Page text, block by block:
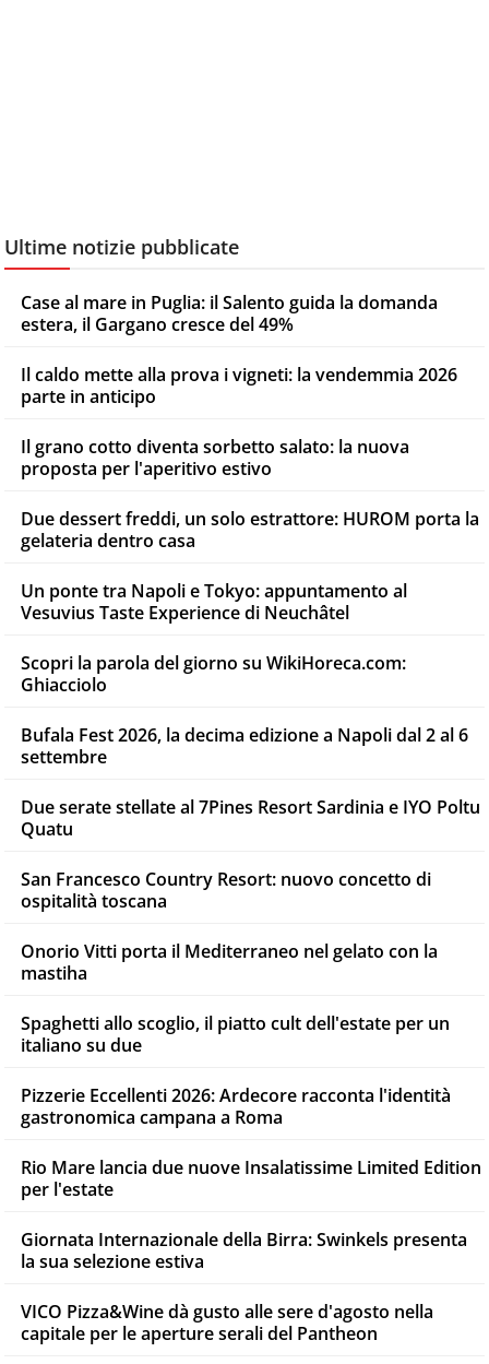
Ultime notizie pubblicate
Case al mare in Puglia: il Salento guida la domanda
estera, il Gargano cresce del 49%
Il caldo mette alla prova i vigneti: la vendemmia 2026
parte in anticipo
Il grano cotto diventa sorbetto salato: la nuova
proposta per l'aperitivo estivo
Due dessert freddi, un solo estrattore: HUROM porta la
gelateria dentro casa
Un ponte tra Napoli e Tokyo: appuntamento al
Vesuvius Taste Experience di Neuchâtel
Scopri la parola del giorno su WikiHoreca.com:
Ghiacciolo
Bufala Fest 2026, la decima edizione a Napoli dal 2 al 6
settembre
Due serate stellate al 7Pines Resort Sardinia e IYO Poltu
Quatu
San Francesco Country Resort: nuovo concetto di
ospitalità toscana
Onorio Vitti porta il Mediterraneo nel gelato con la
mastiha
Spaghetti allo scoglio, il piatto cult dell'estate per un
italiano su due
Pizzerie Eccellenti 2026: Ardecore racconta l'identità
gastronomica campana a Roma
Rio Mare lancia due nuove Insalatissime Limited Edition
per l'estate
Giornata Internazionale della Birra: Swinkels presenta
la sua selezione estiva
VICO Pizza&Wine dà gusto alle sere d'agosto nella
capitale per le aperture serali del Pantheon